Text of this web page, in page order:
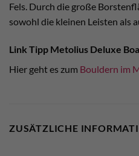
Fels. Durch die große
sowohl die kleinen Leisten als
Link Tipp Metolius Deluxe
Hier geht es zum Bouldern im
ZUSÄTZLICHE